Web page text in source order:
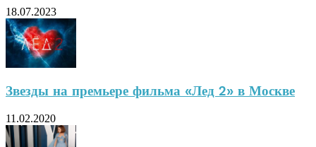
18.07.2023
Звезды на премьере фильма «Лед 2» в Москве
11.02.2020